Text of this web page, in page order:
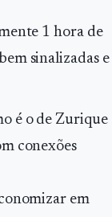
1 hora de
sinalizadas e
é o de Zurique
conexões
em